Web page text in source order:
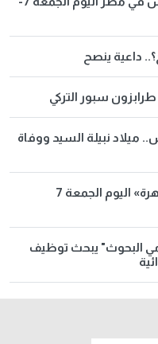
داعية ينصح
سبور التركي
اليوم 7 أغسطس.. ميلاد نبيلة السيد ووفاة
مواعيد قطارات «الإسكندرية ـ القاهرة» اليوم الجمعة 7
البحوث" يبحث توظيف